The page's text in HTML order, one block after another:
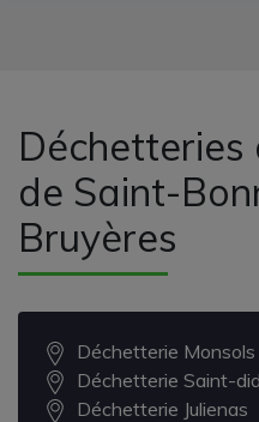
de Saint-
Bruyères
Déchetterie Monsols
Déchetterie Saint-
Déchetterie Julienas